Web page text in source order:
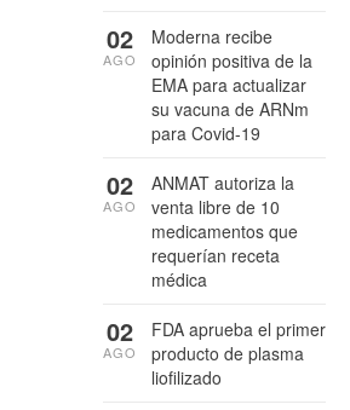
Moderna recibe
opinión positiva de la
EMA para actualizar
su vacuna de ARNm
para Covid-19
02
AGO
ANMAT autoriza la
venta libre de 10
medicamentos que
requerían receta
médica
02
AGO
FDA aprueba el primer
producto de plasma
liofilizado
02
AGO